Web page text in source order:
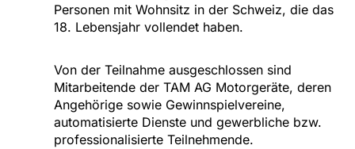
Personen mit Wohnsitz in der Schweiz, die das
18. Lebensjahr vollendet haben.
Von der Teilnahme ausgeschlossen sind
Mitarbeitende der TAM AG Motorgeräte, deren
Angehörige sowie Gewinnspielvereine,
automatisierte Dienste und gewerbliche bzw.
professionalisierte Teilnehmende.